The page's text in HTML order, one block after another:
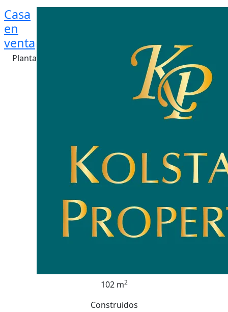
Casa
en
venta
Planta
102 m2
Construidos